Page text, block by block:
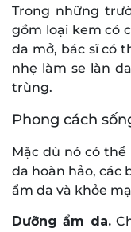
Trong những
gồm loại kem có
da mở, bác sĩ có
nhẹ làm se làn
trùng.
Phong cách
Mặc dù nó có
da hoàn hảo, các
ẩm da và khỏe
Dưỡng ẩm da.